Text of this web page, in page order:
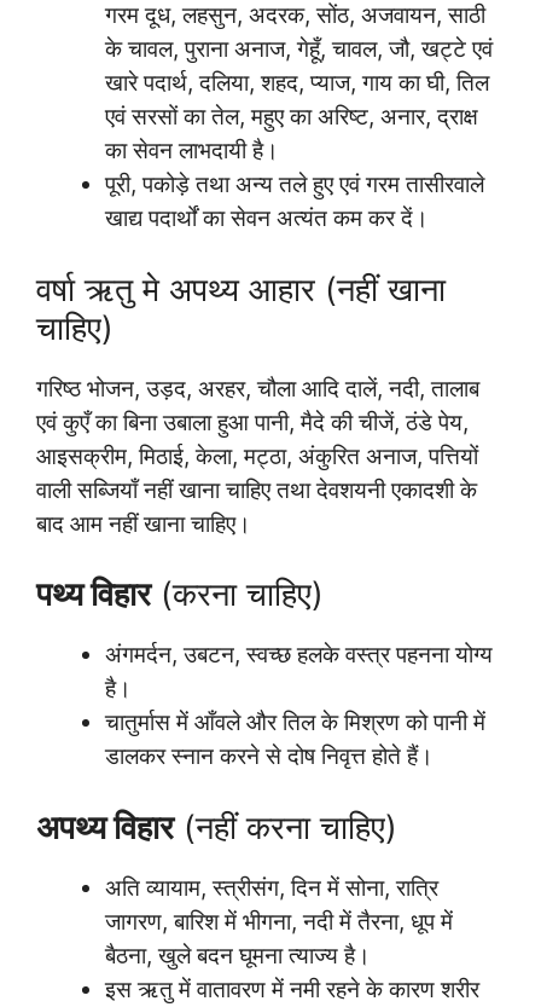
गरम दूध, लहसुन, अदरक, सोंठ, अजवायन, साठी
के चावल, पुराना अनाज, गेहूँ, चावल, जौ, खट्टे एवं
खारे पदार्थ, दलिया, शहद, प्याज, गाय का घी, तिल
एवं सरसों का तेल, महुए का अरिष्ट, अनार, द्राक्ष
का सेवन लाभदायी है।
पूरी, पकोड़े तथा अन्य तले हुए एवं गरम तासीरवाले
खाद्य पदार्थों का सेवन अत्यंत कम कर दें।
वर्षा ऋतु मे अपथ्य आहार (नहीं खाना
चाहिए)
गरिष्ठ भोजन, उड़द, अरहर, चौला आदि दालें, नदी, तालाब
एवं कुएँ का बिना उबाला हुआ पानी, मैदे की चीजें, ठंडे पेय,
आइसक्रीम, मिठाई, केला, मट्ठा, अंकुरित अनाज, पत्तियों
वाली सब्जियाँ नहीं खाना चाहिए तथा देवशयनी एकादशी के
बाद आम नहीं खाना चाहिए।
पथ्य विहार(करना चाहिए)
अंगमर्दन, उबटन, स्वच्छ हलके वस्त्र पहनना योग्य
है।
चातुर्मास में आँवले और तिल के मिश्रण को पानी में
डालकर स्नान करने से दोष निवृत्त होते हैं।
अपथ्य विहार(नहीं करना चाहिए)
अति व्यायाम, स्त्रीसंग, दिन में सोना, रात्रि
जागरण, बारिश में भीगना, नदी में तैरना, धूप में
बैठना, खुले बदन घूमना त्याज्य है।
इस ऋतु में वातावरण में नमी रहने के कारण शरीर